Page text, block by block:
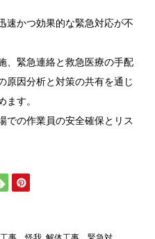
速かつ効果的な緊急対応が不
、緊急連絡と救急医療の手配
原因分析と対策の共有を通じ
ます。
での作業員の安全確保とリス